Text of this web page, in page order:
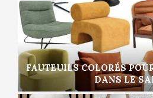
FAUTEUILS COLORÉS
DANS LE